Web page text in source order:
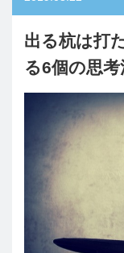
出る杭は打
る6個の思考